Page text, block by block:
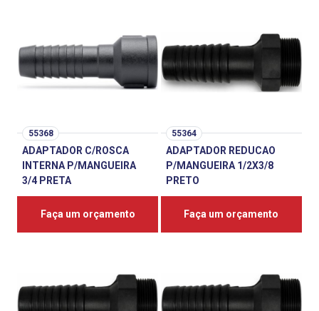
55368
ADAPTADOR C/ROSCA
INTERNA P/MANGUEIRA
3/4 PRETA
Faça um orçamento
55364
ADAPTADOR REDUCAO
P/MANGUEIRA 1/2X3/8
PRETO
Faça um orçamento